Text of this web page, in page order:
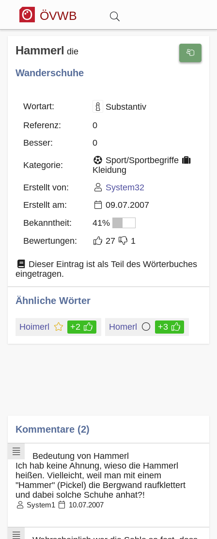
ÖVWB
Anmelden
Wörterbuch
Hitparade
Blog
Hammerl die
Wanderschuhe
Wortart:
Substantiv
Referenz:
0
Besser:
0
Kategorie:
Sport/Sportbegriffe
Kleidung
Erstellt von:
System32
Erstellt am:
09.07.2007
Bekanntheit:
41%
Bewertungen:
27 1
Dieser Eintrag ist als Teil des Wörterbuches
eingetragen.
Ähnliche Wörter
Hoimerl +2 Homerl +3
Kommentare (2)
Bedeutung von Hammerl
Ich hab keine Ahnung, wieso die Hammerl
heißen. Vielleicht, weil man mit einem
"Hammer" (Pickel) die Bergwand raufklettert
und dabei solche Schuhe anhat?!
System1 10.07.2007